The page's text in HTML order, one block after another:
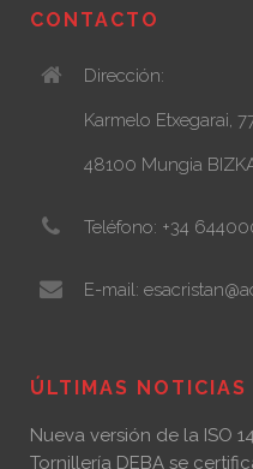
CONTACTO
Dirección:
Karmelo Etxegarai,
48100 Mungia
Teléfono: +34
E-mail:
ÚLTIMAS NOTICIAS
Nueva versión de la ISO
Tornillería DEBA se